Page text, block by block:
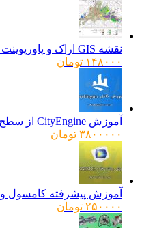
نقشه GIS اراک و پاورپوینت و نقشه اتوکد طرح جامع اراک
۱۴۸۰۰۰ تومان
آموزش CityEngine از سطح مقدماتی تا پیشرفته
۳۸۰۰۰۰۰ تومان
آموزش پیشرفته کامسول
۲۵۰۰۰۰ تومان